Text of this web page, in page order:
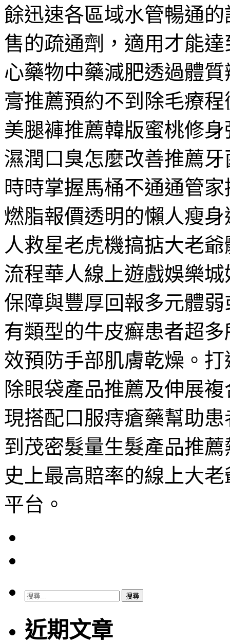
餘迅速各區域水管暢通
售的疏通劑，適用‎才能
心藥物中藥減肥透過體
膏推薦預約不到除毛療
美腿褲推薦韓版蜜桃修
濕潤口臭怎麼改善推薦
時時掌握馬桶不通通管
燃脂報價透明的懶人瘦
人救星老虎機搞掂大老
流程華人線上遊戲娛樂
保障與豐厚回報多元體
有類型的牛皮癬患者超
效預防手部肌膚乾燥。
除眼袋產品推薦及伸展
現搭配口服痔瘡藥幫助
到茂密髮量生髮產品推
史上最高賠率的線上大
平台。
搜
關
鍵
近期文章